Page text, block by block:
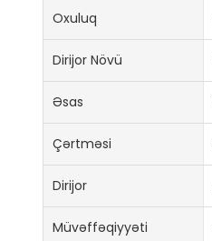
Oxuluq
Dirijor Növü
Əsas
Çərtməsi
Dirijor
Müvəffəqiyyəti